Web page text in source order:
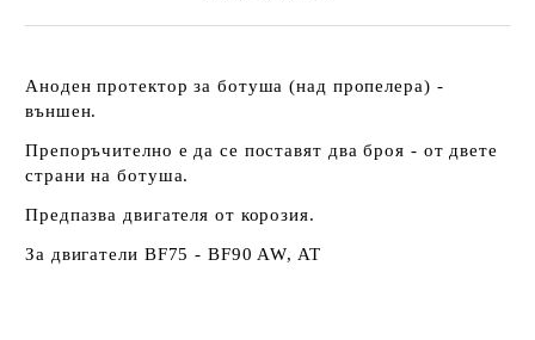
Аноден протектор за ботуша (над пропелера) -
външен.
Препоръчително е да се поставят два броя - от двете
страни на ботуша.
Предпазва двигателя от корозия.
За двигатели BF75 - BF90 AW, AT